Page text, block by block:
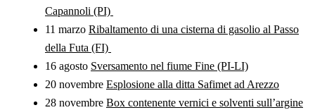
Capannoli (PI)
11 marzo Ribaltamento di una cisterna di gasolio al Passo
della Futa (FI)
16 agosto Sversamento nel fiume Fine (PI-LI)
20 novembre Esplosione alla ditta Safimet ad Arezzo
28 novembre Box contenente vernici e solventi sull’argine